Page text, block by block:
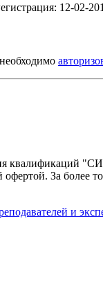
12-02-
квалификаций
офертой. За
и